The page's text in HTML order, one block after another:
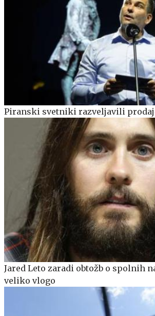
Piranski svetniki razveljavili
Jared Leto zaradi obtožb o spolnih
veliko vlogo